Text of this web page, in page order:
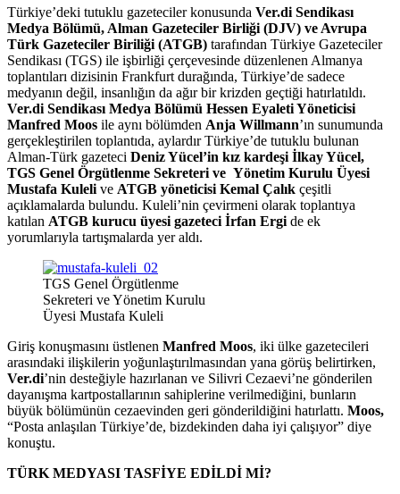
Türkiye’deki tutuklu gazeteciler konusunda Ver.di Sendikası
Medya Bölümü, Alman Gazeteciler Birliği (DJV) ve Avrupa
Türk Gazeteciler Biriliği (ATGB) tarafından Türkiye Gazeteciler
Sendikası (TGS) ile işbirliği çerçevesinde düzenlenen Almanya
toplantıları dizisinin Frankfurt durağında, Türkiye’de sadece
medyanın değil, insanlığın da ağır bir krizden geçtiği hatırlatıldı.
Ver.di Sendikası Medya Bölümü Hessen Eyaleti Yöneticisi
Manfred Moos ile aynı bölümden Anja Willmann’ın sunumunda
gerçekleştirilen toplantıda, aylardır Türkiye’de tutuklu bulunan
Alman-Türk gazeteci Deniz Yücel’in kız kardeşi İlkay Yücel,
TGS Genel Örgütlenme Sekreteri ve Yönetim Kurulu Üyesi
Mustafa Kuleli ve ATGB yöneticisi Kemal Çalık çeşitli
açıklamalarda bulundu. Kuleli’nin çevirmeni olarak toplantıya
katılan ATGB kurucu üyesi gazeteci İrfan Ergi de ek
yorumlarıyla tartışmalarda yer aldı.
TGS Genel Örgütlenme
Sekreteri ve Yönetim Kurulu
Üyesi Mustafa Kuleli
Giriş konuşmasını üstlenen Manfred Moos, iki ülke gazetecileri
arasındaki ilişkilerin yoğunlaştırılmasından yana görüş belirtirken,
Ver.di’nin desteğiyle hazırlanan ve Silivri Cezaevi’ne gönderilen
dayanışma kartpostallarının sahiplerine verilmediğini, bunların
büyük bölümünün cezaevinden geri gönderildiğini hatırlattı. Moos,
“Posta anlaşılan Türkiye’de, bizdekinden daha iyi çalışıyor” diye
konuştu.
TÜRK MEDYASI TASFİYE EDİLDİ Mİ?